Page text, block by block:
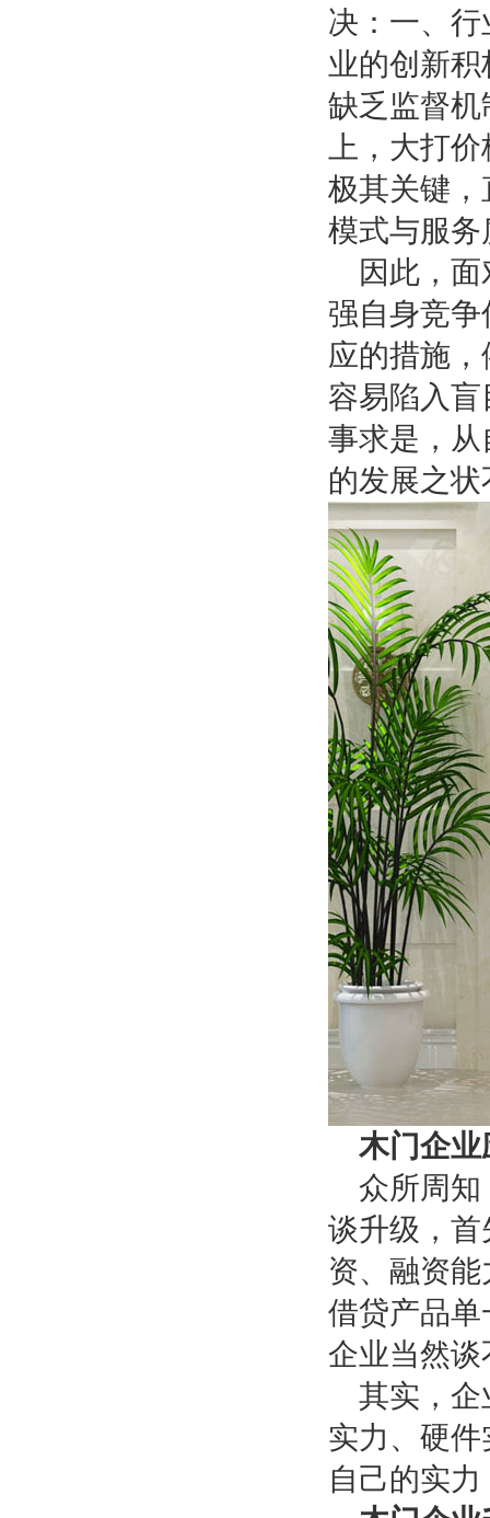
决：一、
业的创新
缺乏监督
上，大打
极其关键
模式与服
因此，
强自身竞
应的措施
容易陷入
事求是，
的发展之
木门企业
众所周知
谈升级，
资、融资
借贷产品
企业当然
其实，企
实力、硬
自己的实